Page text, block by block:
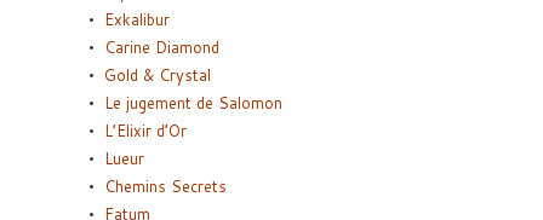
Exkalibur
Carine Diamond
Gold & Crystal
Le jugement de Salomon
L’Elixir d’Or
Lueur
Chemins Secrets
Fatum